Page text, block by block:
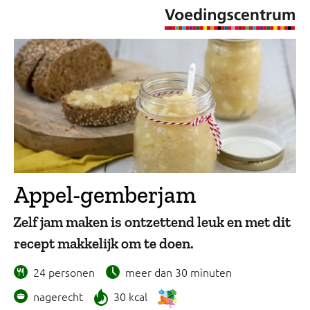
Appel-gemberjam
Zelf jam maken is ontzettend leuk en met dit
recept makkelijk om te doen.
24 personen
meer dan 30 minuten
nagerecht
30 kcal